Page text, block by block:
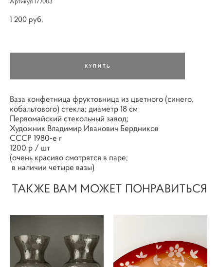
1 200 pуб.
КУПИТЬ
Ваза конфетница фруктовница из цветного (синего,
кобальтового) стекла; диаметр 18 см
Первомайский стекольный завод;
Художник Владимир Иванович Бердников
СССР 1980-е г
1200 р / шт
(очень красиво смотрятся в паре;
в наличии четыре вазы)
ТАКЖЕ ВАМ МОЖЕТ ПОНРАВИТЬСЯ